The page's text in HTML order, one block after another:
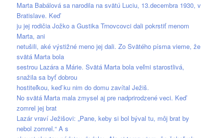
Marta Babálová sa narodila na svätú Luciu, 13.decembra 1930, v
Bratislave. Keď
ju jej rodičia Jožko a Gustika Trnovcovci dali pokrstiť menom
Marta, ani
netušili, aké výstižné meno jej dali. Zo Svätého písma vieme, že
svätá Marta bola
sestrou Lazára a Márie. Svätá Marta bola veľmi starostlivá,
snažila sa byť dobrou
hostiteľkou, keď ku nim do domu zavítal Ježiš.
No svätá Marta mala zmysel aj pre nadprirodzené veci. Keď
zomrel jej brat
Lazár vraví Ježišovi: „Pane, keby si bol býval tu, môj brat by
nebol zomrel.“ A s